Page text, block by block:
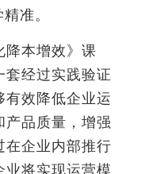
准。
降本增效》课
套经过实践验证
有效降低企业运
产品质量，增强
在企业内部推行
业将实现运营模